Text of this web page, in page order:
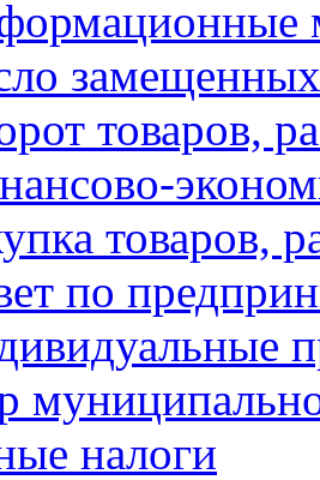
товаров,
товаров,
по
налоги